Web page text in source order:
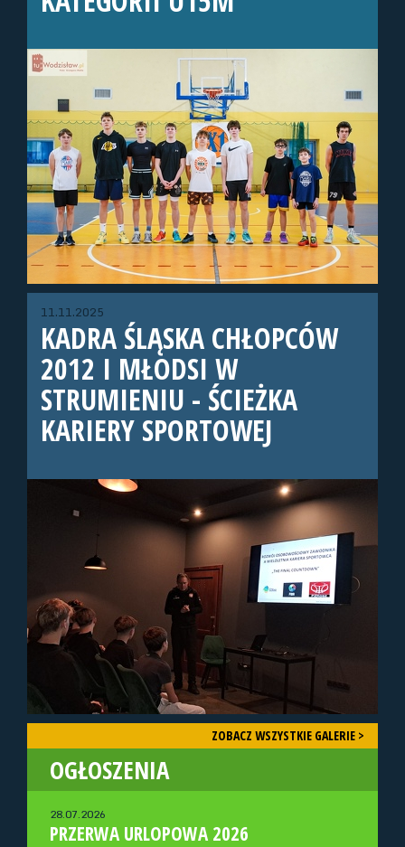
11.11.2025
KADRA ŚLĄSKA CHŁOPCÓW
2012 I MŁODSI W
STRUMIENIU - ŚCIEŻKA
KARIERY SPORTOWEJ
ZOBACZ WSZYSTKIE GALERIE >
OGŁOSZENIA
28.07.2026
PRZERWA URLOPOWA 2026